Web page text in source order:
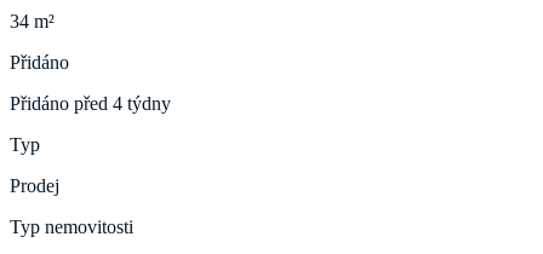
34 m²
Přidáno
Přidáno před 4 týdny
Typ
Prodej
Typ nemovitosti